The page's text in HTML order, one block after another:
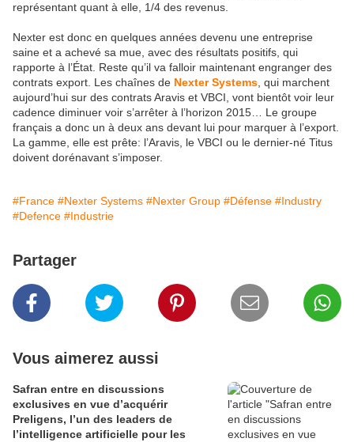
représentant quant à elle, 1/4 des revenus.
Nexter est donc en quelques années devenu une entreprise
saine et a achevé sa mue, avec des résultats positifs, qui
rapporte à l’État. Reste qu’il va falloir maintenant engranger des
contrats export. Les chaînes de Nexter Systems , qui marchent
aujourd’hui sur des contrats Aravis et VBCI, vont bientôt voir leur
cadence diminuer voir s’arrêter à l’horizon 2015… Le groupe
français a donc un à deux ans devant lui pour marquer à l’export.
La gamme, elle est prête: l’Aravis, le VBCI ou le dernier-né Titus
doivent dorénavant s’imposer.
#France #Nexter Systems #Nexter Group #Défense #Industry
#Defence #Industrie
Partager
Vous aimerez aussi
Safran entre en discussions
exclusives en vue d’acquérir
Preligens, l’un des leaders de
l’intelligence artificielle pour les